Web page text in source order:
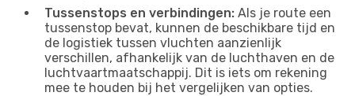
Tussenstops en verbindingen: Als je route een
tussenstop bevat, kunnen de beschikbare tijd en
de logistiek tussen vluchten aanzienlijk
verschillen, afhankelijk van de luchthaven en de
luchtvaartmaatschappij. Dit is iets om rekening
mee te houden bij het vergelijken van opties.